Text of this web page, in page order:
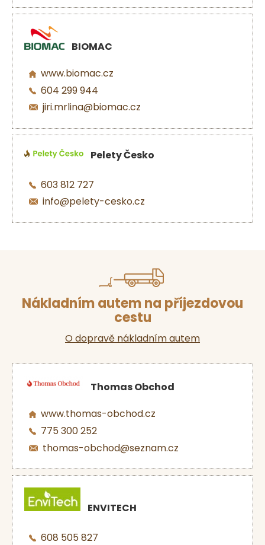
BIOMAC
www.biomac.cz
604 299 944
jiri.mrlina@biomac.cz
Pelety Česko
603 812 727
info@pelety-cesko.cz
Nákladním autem na příjezdovou
cestu
O dopravě nákladním autem
Thomas Obchod
www.thomas-obchod.cz
775 300 252
thomas-obchod@seznam.cz
ENVITECH
608 505 827